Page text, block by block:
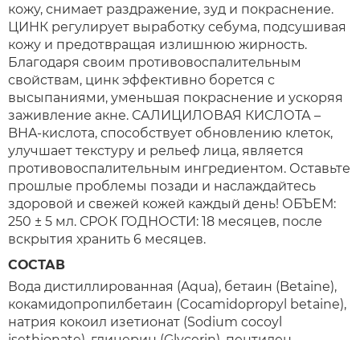
кожу, снимает раздражение, зуд и покраснение.
ЦИНК регулирует выработку себума, подсушивая
кожу и предотвращая излишнюю жирность.
Благодаря своим противовоспалительным
свойствам, цинк эффективно борется с
высыпаниями, уменьшая покраснение и ускоряя
заживление акне. САЛИЦИЛОВАЯ КИСЛОТА –
BHA-кислота, способствует обновлению клеток,
улучшает текстуру и рельеф лица, является
противовоспалительным ингредиентом. Оставьте
прошлые проблемы позади и наслаждайтесь
здоровой и свежей кожей каждый день! ОБЪЕМ:
250 ± 5 мл. СРОК ГОДНОСТИ: 18 месяцев, после
вскрытия хранить 6 месяцев.
СОСТАВ
Вода дистиллированная (Aqua), бетаин (Betaine),
кокамидопропилбетаин (Cocamidopropyl betaine),
натрия кокоил изетионат (Sodium cocoyl